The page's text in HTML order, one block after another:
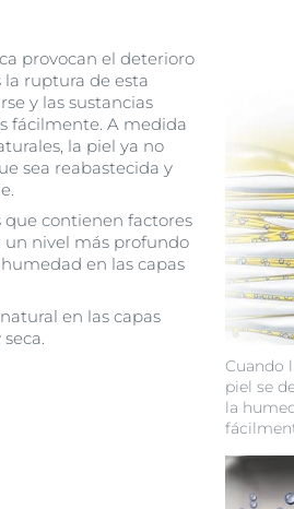
Cuando
piel se
la
provocan el deterioro
la ruptura de esta
y las sustancias
fácilmente. A medida
la piel ya no
sea reabastecida y
que contienen factores
un nivel más profundo
en las capas
en las capas